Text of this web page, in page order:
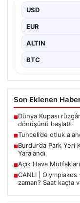
USD
EUR
ALTIN
BTC
Son Eklenen
■Dünya Kupası
dönüşünü başlattı
■Tunceli’de otluk
■Burdur’da Park Yeri
Yaralandı
■Açık Hava
■CANLI | Olympiakos
zaman? Saat kaçta